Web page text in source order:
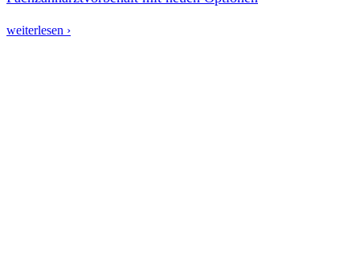
weiterlesen ›